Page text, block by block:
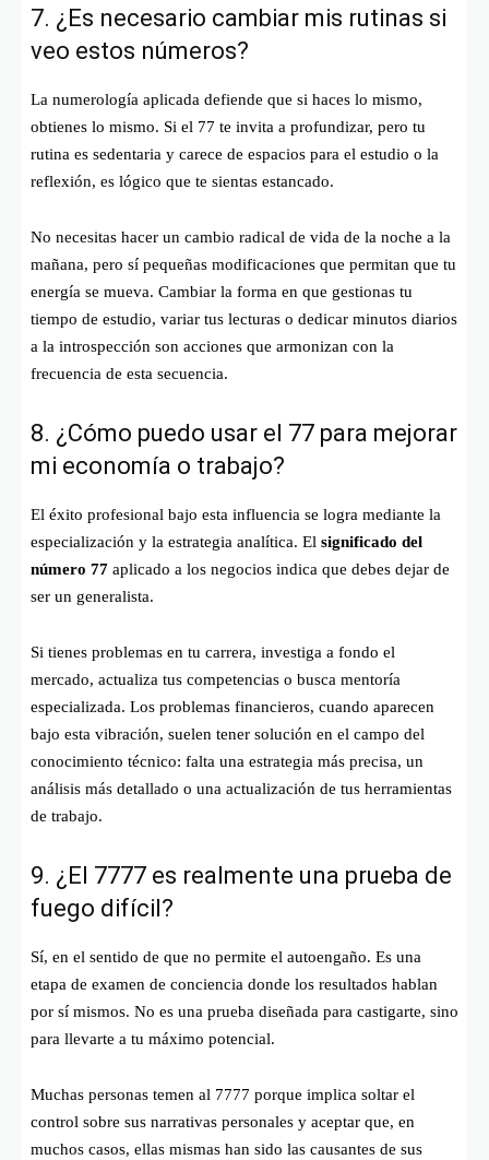
7. ¿Es necesario cambiar mis rutinas si
veo estos números?
La numerología aplicada defiende que si haces lo mismo,
obtienes lo mismo. Si el 77 te invita a profundizar, pero tu
rutina es sedentaria y carece de espacios para el estudio o la
reflexión, es lógico que te sientas estancado.
No necesitas hacer un cambio radical de vida de la noche a la
mañana, pero sí pequeñas modificaciones que permitan que tu
energía se mueva. Cambiar la forma en que gestionas tu
tiempo de estudio, variar tus lecturas o dedicar minutos diarios
a la introspección son acciones que armonizan con la
frecuencia de esta secuencia.
8. ¿Cómo puedo usar el 77 para mejorar
mi economía o trabajo?
El éxito profesional bajo esta influencia se logra mediante la
especialización y la estrategia analítica. El significado del
número 77 aplicado a los negocios indica que debes dejar de
ser un generalista.
Si tienes problemas en tu carrera, investiga a fondo el
mercado, actualiza tus competencias o busca mentoría
especializada. Los problemas financieros, cuando aparecen
bajo esta vibración, suelen tener solución en el campo del
conocimiento técnico: falta una estrategia más precisa, un
análisis más detallado o una actualización de tus herramientas
de trabajo.
9. ¿El 7777 es realmente una prueba de
fuego difícil?
Sí, en el sentido de que no permite el autoengaño. Es una
etapa de examen de conciencia donde los resultados hablan
por sí mismos. No es una prueba diseñada para castigarte, sino
para llevarte a tu máximo potencial.
Muchas personas temen al 7777 porque implica soltar el
control sobre sus narrativas personales y aceptar que, en
muchos casos, ellas mismas han sido las causantes de sus